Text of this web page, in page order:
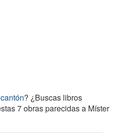
? ¿Buscas libros
7 obras parecidas a Míster